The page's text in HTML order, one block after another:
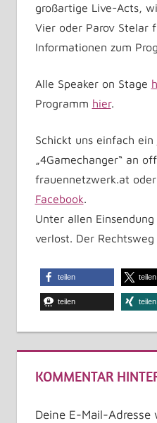
großartige Live-Acts,
Vier oder Parov Stelar
Informationen zum
Alle Speaker on Stage
Programm hier.
Schickt uns einfach ein
„4Gamechanger“ an
frauennetzwerk.at
Facebook.
Unter allen
verlost. Der Rechtsweg
teilen teilen
teilen teilen
KOMMENTAR
Deine E-Mail-Adresse